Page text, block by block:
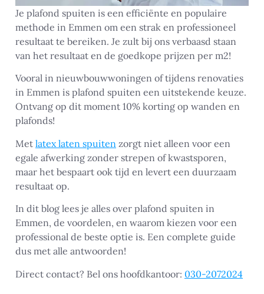
Je plafond spuiten is een efficiënte en populaire
methode in Emmen om een strak en professioneel
resultaat te bereiken. Je zult bij ons verbaasd staan
van het resultaat en de goedkope prijzen per m2!
Vooral in nieuwbouwwoningen of tijdens renovaties
in Emmen is plafond spuiten een uitstekende keuze.
Ontvang op dit moment 10% korting op wanden en
plafonds!
Met latex laten spuiten zorgt niet alleen voor een
egale afwerking zonder strepen of kwastsporen,
maar het bespaart ook tijd en levert een duurzaam
resultaat op.
In dit blog lees je alles over plafond spuiten in
Emmen, de voordelen, en waarom kiezen voor een
professional de beste optie is. Een complete guide
dus met alle antwoorden!
Direct contact? Bel ons hoofdkantoor: 030-2072024